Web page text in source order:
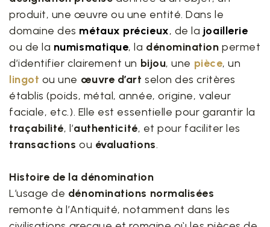
produit, une œuvre ou une entité. Dans le
domaine des métaux précieux, de la joaillerie
ou de la numismatique, la dénominationpermet
d’identifier clairement un bijou, une pièce, un
lingot ou une œuvre d’artselon des critères
établis (poids, métal, année, origine, valeur
faciale, etc.). Elle est essentielle pour garantir la
traçabilité, l’authenticité, et pour faciliter les
transactionsou évaluations.
Histoire de la dénomination
L’usage de dénominations normalisées
remonte à l’Antiquité, notamment dans les